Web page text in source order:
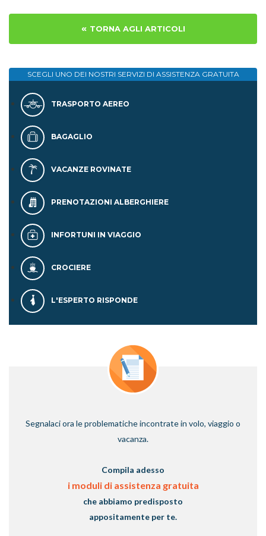
« TORNA AGLI ARTICOLI
SCEGLI UNO DEI NOSTRI SERVIZI DI ASSISTENZA GRATUITA
TRASPORTO AEREO
BAGAGLIO
VACANZE ROVINATE
PRENOTAZIONI ALBERGHIERE
INFORTUNI IN VIAGGIO
CROCIERE
L'ESPERTO RISPONDE
Segnalaci ora le problematiche incontrate in volo, viaggio o
vacanza.
Compila adesso
i moduli di assistenza gratuita
che abbiamo predisposto
appositamente per te.